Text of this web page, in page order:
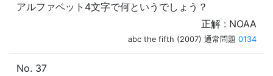
アルファベット4文字で何というでしょう？
正解 : NOAA
abc the fifth (2007) 通常問題 0134
No. 37